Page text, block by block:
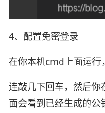
4、配置免密登录
在你本机cmd上面运
连敲几下回车，然后
面会看到已经生成的公